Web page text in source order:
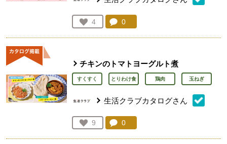
お気に入り登録：
4
人が登録
コメント：
0
チキンのトマトヨーグルト煮
すくすく とりわけ食 鶏肉 玉ねぎ
生活クラブカタログさん
お気に入り登録：
9
人が登録
コメント：
0